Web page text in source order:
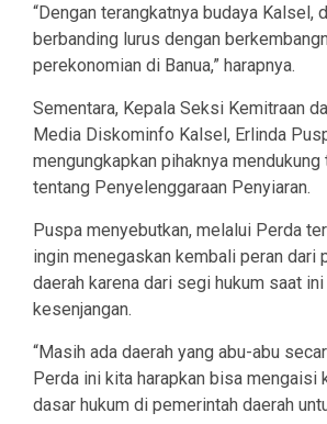
“Dengan terangkatnya budaya Kalsel,
berbanding lurus dengan
perekonomian di Banua,” harapnya.
Sementara, Kepala Seksi Kemitraan
Media Diskominfo Kalsel, Erlinda
mengungkapkan pihaknya
tentang Penyelenggaraan Penyiaran.
Puspa menyebutkan, melalui Perda
ingin menegaskan kembali peran dari
daerah karena dari segi hukum saat
kesenjangan.
“Masih ada daerah yang abu-abu
Perda ini kita harapkan bisa mengaisi
dasar hukum di pemerintah daerah